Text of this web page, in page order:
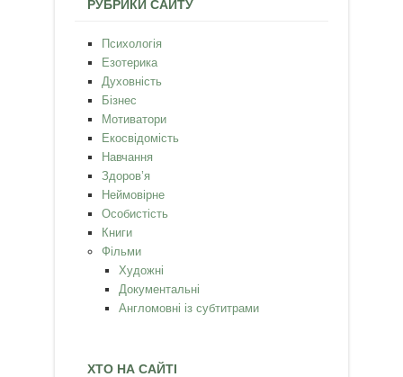
РУБРИКИ САЙТУ
Психологія
Езотерика
Духовність
Бізнес
Мотиватори
Екосвідомість
Навчання
Здоров’я
Неймовірне
Особистість
Книги
Фільми
Художні
Документальні
Англомовні із субтитрами
ХТО НА САЙТІ